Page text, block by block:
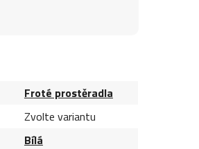
Froté prostěradla
Zvolte variantu
Bílá